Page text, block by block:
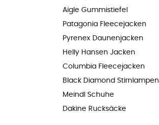
Aigle Gummistiefel
Patagonia Fleecejacken
Pyrenex Daunenjacken
Helly Hansen Jacken
Columbia Fleecejacken
Black Diamond Stirnlampen
Meindl Schuhe
Dakine Rucksäcke